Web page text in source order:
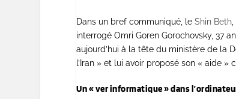
Dans un bref communiqué, leShin Beth
interrogé Omri Goren Gorochovsky, 37
aujourd’hui à la tête du ministère de la
l’Iran » et lui avoir proposé son « aide
Un « ver informatique » dans